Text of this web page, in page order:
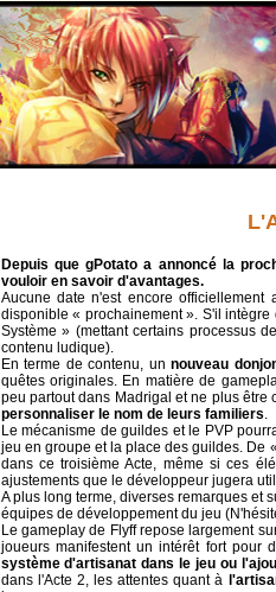
Depuis que gPotato a annoncé la
vouloir en savoir d'avantages.
Aucune date n'est encore
disponible « prochainement ». S'il
Système » (mettant certains processus
contenu ludique).
En terme de contenu, unnouveau
quêtes originales. En matière de
peu partout dans Madrigal et ne plus
personnaliser le nom de leurs familiers.
Le mécanisme de guildes et le PVP
jeu en groupe et la place des guildes. De «
dans ce troisième Acte, même si ces
ajustements que le développeur jugera
A plus long terme, diverses remarques et
équipes de développement du jeu
Le gameplay de Flyff repose largement
joueurs manifestent un intérêt fort pour
système d'artisanat dans le jeu ou
dans l'Acte 2, les attentes quant à